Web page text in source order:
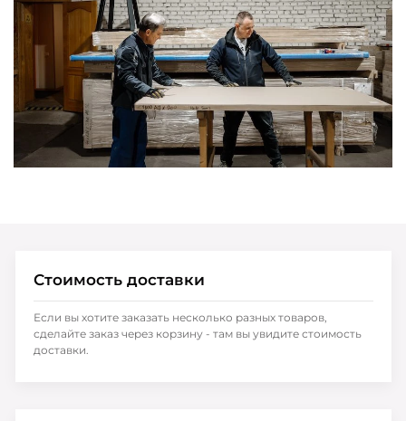
Стоимость доставки
Если вы хотите заказать несколько разных товаров,
сделайте заказ через корзину - там вы увидите стоимость
доставки.